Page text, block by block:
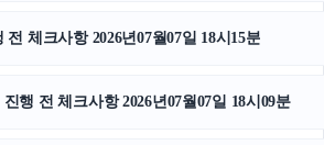
전 체크사항 2026년07월07일 18시15분
행 전 체크사항 2026년07월07일 18시09분